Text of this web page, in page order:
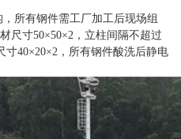
所有钢件需工厂加工后现场组
尺寸50×50×2，立柱间隔不超过
寸40×20×2，所有钢件酸洗后静电